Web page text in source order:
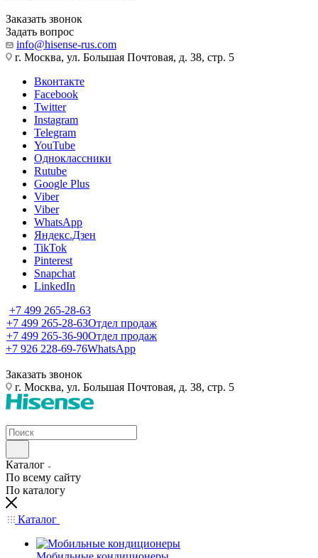
Заказать звонок
Задать вопрос
info@hisense-rus.com
г. Москва, ул. Большая Почтовая, д. 38, стр. 5
Вконтакте
Facebook
Twitter
Instagram
Telegram
YouTube
Одноклассники
Rutube
Google Plus
Viber
Viber
WhatsApp
Яндекс.Дзен
TikTok
Pinterest
Snapchat
LinkedIn
+7 499 265-28-63
+7 499 265-28-63Отдел продаж
+7 499 265-36-90Отдел продаж
+7 926 228-69-76WhatsApp
Заказать звонок
г. Москва, ул. Большая Почтовая, д. 38, стр. 5
Каталог
По всему сайту
По каталогу
Каталог